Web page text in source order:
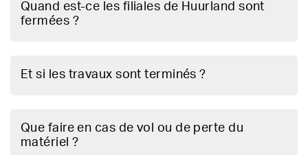
Quand est-ce les filiales de Huurland sont
fermées ?
Et si les travaux sont terminés ?
Que faire en cas de vol ou de perte du
matériel ?